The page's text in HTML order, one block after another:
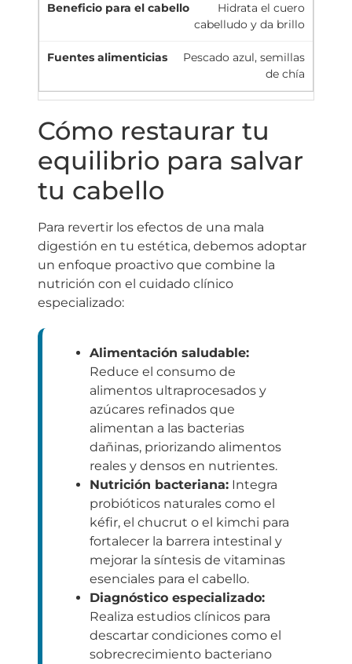
Hidrata el cuero
cabelludo y da brillo
Pescado azul, semillas
de chía
Cómo restaurar tu
equilibrio para salvar
tu cabello
Para revertir los efectos de una mala
digestión en tu estética, debemos adoptar
un enfoque proactivo que combine la
nutrición con el cuidado clínico
especializado:
Alimentación saludable:
Reduce el consumo de
alimentos ultraprocesados y
azúcares refinados que
alimentan a las bacterias
dañinas, priorizando alimentos
reales y densos en nutrientes.
Nutrición bacteriana: Integra
probióticos naturales como el
kéfir, el chucrut o el kimchi para
fortalecer la barrera intestinal y
mejorar la síntesis de vitaminas
esenciales para el cabello.
Diagnóstico especializado:
Realiza estudios clínicos para
descartar condiciones como el
sobrecrecimiento bacteriano